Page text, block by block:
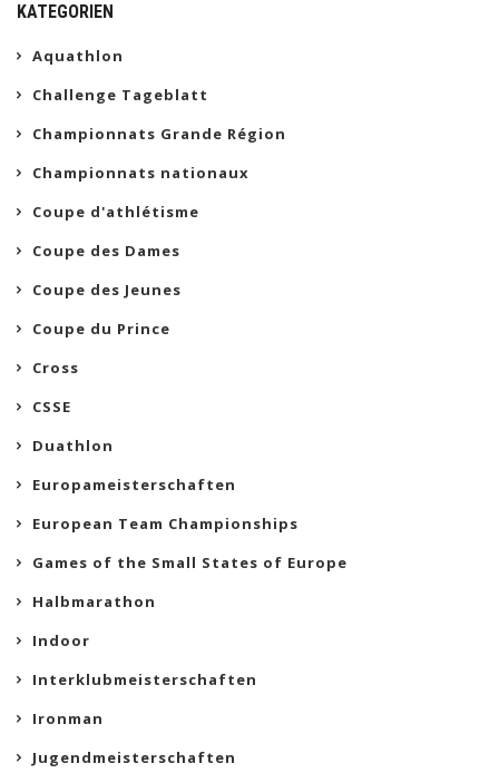
KATEGORIEN
Aquathlon
Challenge Tageblatt
Championnats Grande Région
Championnats nationaux
Coupe d'athlétisme
Coupe des Dames
Coupe des Jeunes
Coupe du Prince
Cross
CSSE
Duathlon
Europameisterschaften
European Team Championships
Games of the Small States of Europe
Halbmarathon
Indoor
Interklubmeisterschaften
Ironman
Jugendmeisterschaften